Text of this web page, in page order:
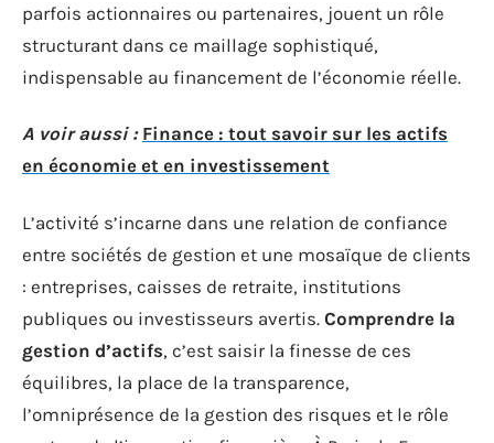
parfois actionnaires ou partenaires, jouent un rôle
structurant dans ce maillage sophistiqué,
indispensable au financement de l’économie réelle.
A voir aussi : Finance : tout savoir sur les actifs
en économie et en investissement
L’activité s’incarne dans une relation de confiance
entre sociétés de gestion et une mosaïque de clients
: entreprises, caisses de retraite, institutions
publiques ou investisseurs avertis. Comprendre la
gestion d’actifs, c’est saisir la finesse de ces
équilibres, la place de la transparence,
l’omniprésence de la gestion des risques et le rôle